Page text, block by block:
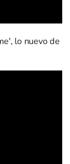
lo nuevo de